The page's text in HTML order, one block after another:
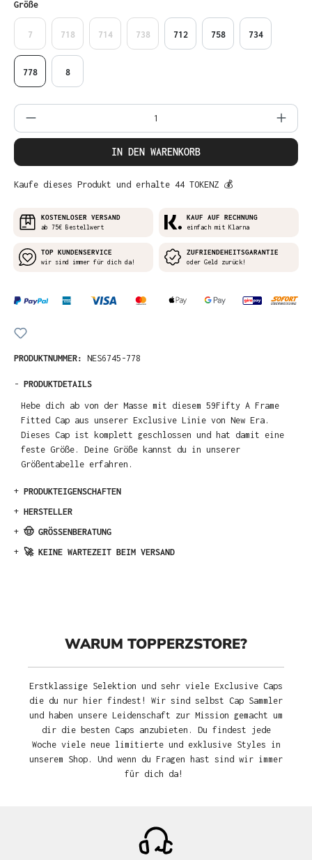
Größeauswählen
7 718 714 738 712 758 734
778 8
Produkt Anzahl: Gib den gewünschten
IN DEN WARENKORB
Kaufe dieses Produkt und erhalte 44 TOKENZ 💰
KOSTENLOSER VERSAND
ab 75€ Bestellwert
KAUF AUF RECHNUNG
einfach mit Klarna
TOP KUNDENSERVICE
wir sind immer für dich da!
ZUFRIENDEHEITSGARANTIE
oder Geld zurück!
PRODUKTNUMMER: NES6745-778
- PRODUKTDETAILS
Hebe dich ab von der Masse mit diesem 59Fifty A Frame
Fitted Cap aus unserer Exclusive Linie von New Era.
Dieses Cap ist komplett geschlossen und hat damit eine
feste Größe. Deine Größe kannst du in unserer
Größentabelle erfahren.
+ PRODUKTEIGENSCHAFTEN
+ HERSTELLER
+ 🤠 GRÖSSENBERATUNG
+ 🚀 KEINE WARTEZEIT BEIM VERSAND
WARUM TOPPERZSTORE?
Erstklassige Selektion und sehr viele Exclusive Caps
die du nur hier findest! Wir sind selbst Cap Sammler
und haben unsere Leidenschaft zur Mission gemacht um
dir die besten Caps anzubieten. Du findest jede
Woche viele neue limitierte und exklusive Styles in
unserem Shop. Und wenn du Fragen hast sind wir immer
für dich da!